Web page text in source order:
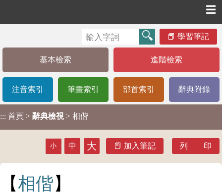
☰
學習筆記
基本檢索 進階檢索
注音索引 筆畫索引 部首索引 辭典附錄
::: 首頁 > 辭典檢視 > 相偕
小 中 大 加入筆記 列 印
相偕